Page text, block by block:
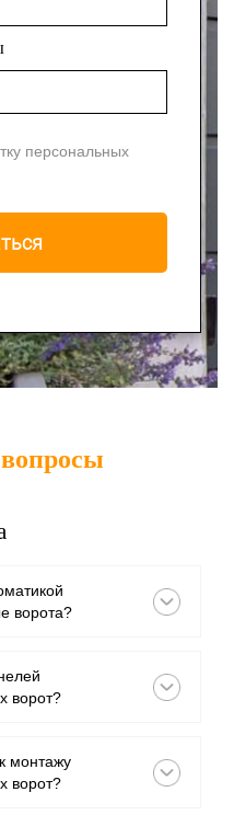
персональных
ворота?
ворот?
монтажу
ворот?